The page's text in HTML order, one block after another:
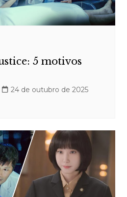
5 motivos
24 de outubro de 2025